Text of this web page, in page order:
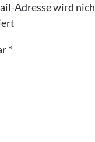
Adresse wird
*